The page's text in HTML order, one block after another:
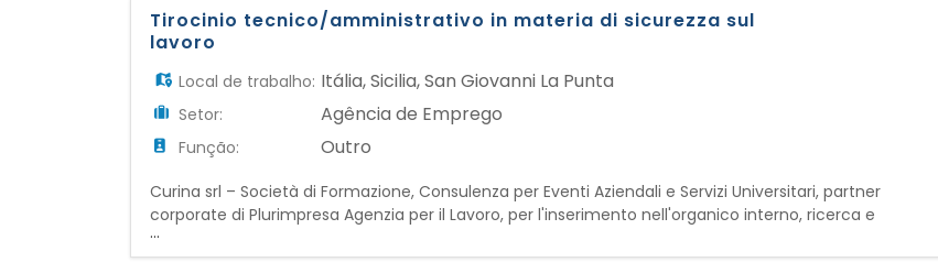
Tirocinio tecnico/amministrativo in materia di sicurezza sul
lavoro
Local de trabalho: Itália,Sicilia,San Giovanni La Punta
Setor: Agência de Emprego
Função: Outro
Curina srl – Società di Formazione, Consulenza per Eventi Aziendali e Servizi Universitari, partner
corporate di Plurimpresa Agenzia per il Lavoro, per l'inserimento nell'organico interno, ricerca e
seleziona: Addetto/a Tecnico/Amministrativo Sicurezza Sul Lavoro in tirocinio La risorsa si occuperà,
in costante affiancamento, della gesti
...